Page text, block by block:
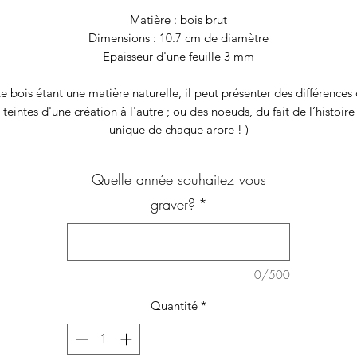
Matière : bois brut
Dimensions : 10.7 cm de diamètre
Epaisseur d'une feuille 3 mm
bois étant une matière naturelle, il peut présenter des différences
teintes d'une création à l'autre ; ou des noeuds, du fait de l’histoire
unique de chaque arbre ! )
Quelle année souhaitez vous
graver? *
0/500
Quantité *